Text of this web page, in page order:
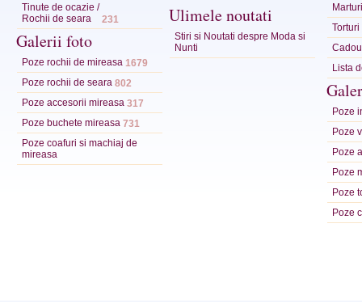
Tinute de ocazie /
Rochii de seara
231
Galerii foto
Poze rochii de mireasa 1679
Poze rochii de seara 802
Poze accesorii mireasa 317
Poze buchete mireasa 731
Poze coafuri si machiaj de
mireasa
Ulimele noutati
Stiri si Noutati despre Moda si
Nunti
Lista
Poze
Poze
Poze
Poze
Poze
Poze